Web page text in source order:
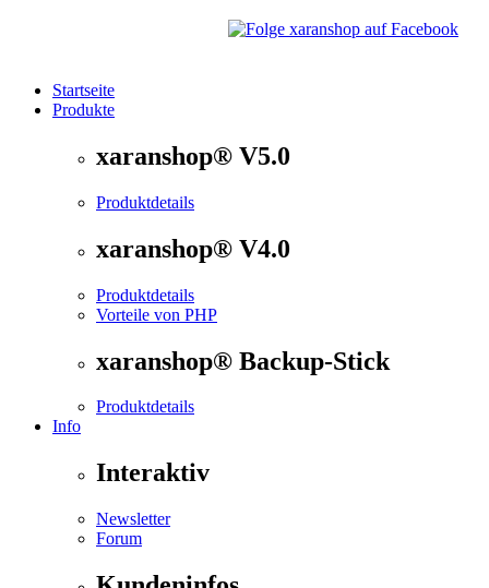
Startseite
Produkte
xaranshop® V5.0
Produktdetails
xaranshop® V4.0
Produktdetails
Vorteile von PHP
xaranshop® Backup-Stick
Produktdetails
Info
Interaktiv
Newsletter
Forum